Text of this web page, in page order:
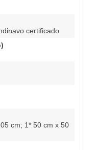
certificado
cm; 1* 50 cm x 50